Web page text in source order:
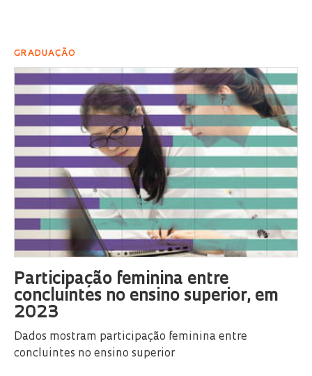
GRADUAÇÃO
Participação feminina entre
concluintes no ensino superior, em
2023
Dados mostram participação feminina entre
concluintes no ensino superior